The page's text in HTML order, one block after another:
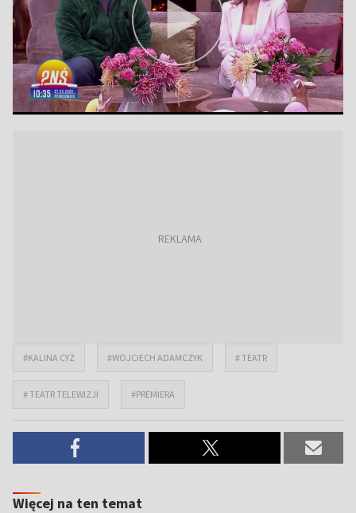
#KALINA CYZ #WOJCIECH ADAMCZYK # TEATR
# TEATR TELEWIZJI #PREMIERA
Więcej na ten temat